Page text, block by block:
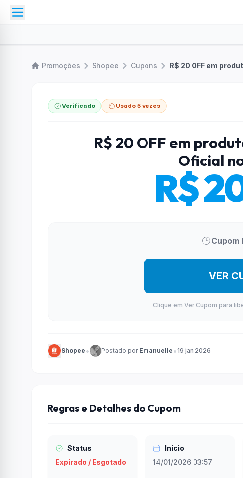
Promoções Shopee Cupons R$ 20 OFF em
Verificado Usado 5 vezes
R$ 20 OFF em
Oficial
R$
Cupom
VER
Clique em Ver Cupom para
Shopee • Postado por Emanuelle •19 jan 2026
Regras e Detalhes do Cupom
Status
Expirado / Esgotado
Início
14/01/2026 03:57